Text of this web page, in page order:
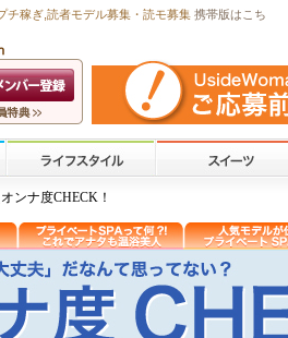
チ稼ぎ ,読者モデル募集・ 読モ募集 携帯版はこち
ンナ度CHECK！